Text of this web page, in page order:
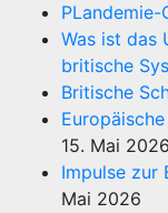
PLandemie-
Was ist das
britische
Britische
15. Mai 2026
Impulse zur
Mai 2026